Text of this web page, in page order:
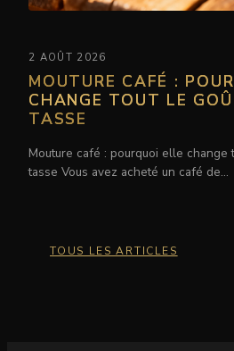
2 AOÛT 2026
MOUTURE CAFÉ :
CHANGE TOUT LE
TASSE
Mouture café : pourquoi elle change
tasse Vous avez acheté un café de…
TOUS LES ARTICLES